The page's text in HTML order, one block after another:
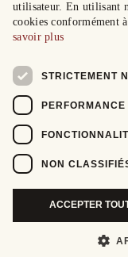
utilisateur. En utilisant
cookies conformément
savoir plus
STRICTEMENT
PERFORMANCE
NON
ACCEPTER